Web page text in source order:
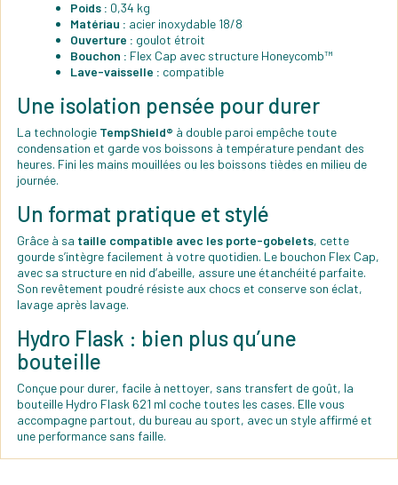
Poids : 0,34 kg
Matériau : acier inoxydable 18/8
Ouverture : goulot étroit
Bouchon : Flex Cap avec structure Honeycomb™
Lave-vaisselle : compatible
Une isolation pensée pour durer
La technologie TempShield® à double paroi empêche toute
condensation et garde vos boissons à température pendant des
heures. Fini les mains mouillées ou les boissons tièdes en milieu de
journée.
Un format pratique et stylé
Grâce à sa taille compatible avec les porte-gobelets, cette
gourde s’intègre facilement à votre quotidien. Le bouchon Flex Cap,
avec sa structure en nid d’abeille, assure une étanchéité parfaite.
Son revêtement poudré résiste aux chocs et conserve son éclat,
lavage après lavage.
Hydro Flask : bien plus qu’une
bouteille
Conçue pour durer, facile à nettoyer, sans transfert de goût, la
bouteille Hydro Flask 621 ml coche toutes les cases. Elle vous
accompagne partout, du bureau au sport, avec un style affirmé et
une performance sans faille.